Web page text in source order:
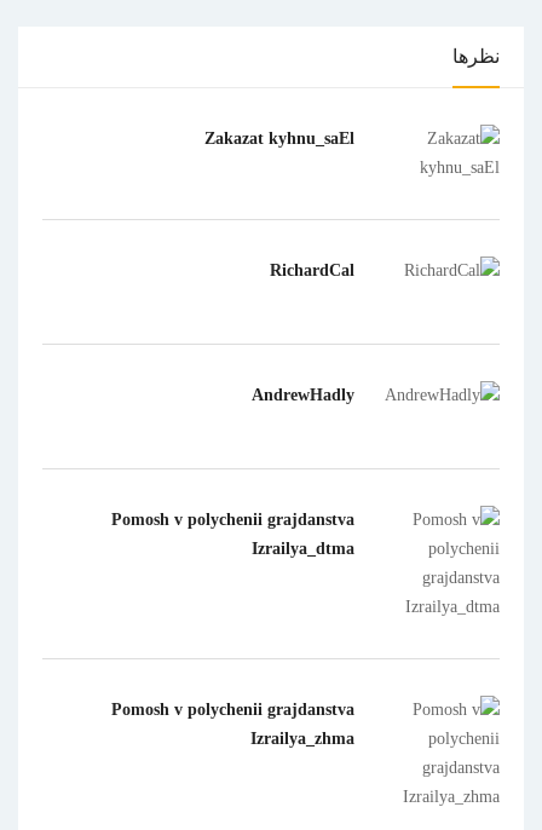
نظرها
Zakazat kyhnu_saEl
RichardCal
AndrewHadly
Pomosh v polychenii grajdanstva
Izrailya_dtma
Pomosh v polychenii grajdanstva
Izrailya_zhma